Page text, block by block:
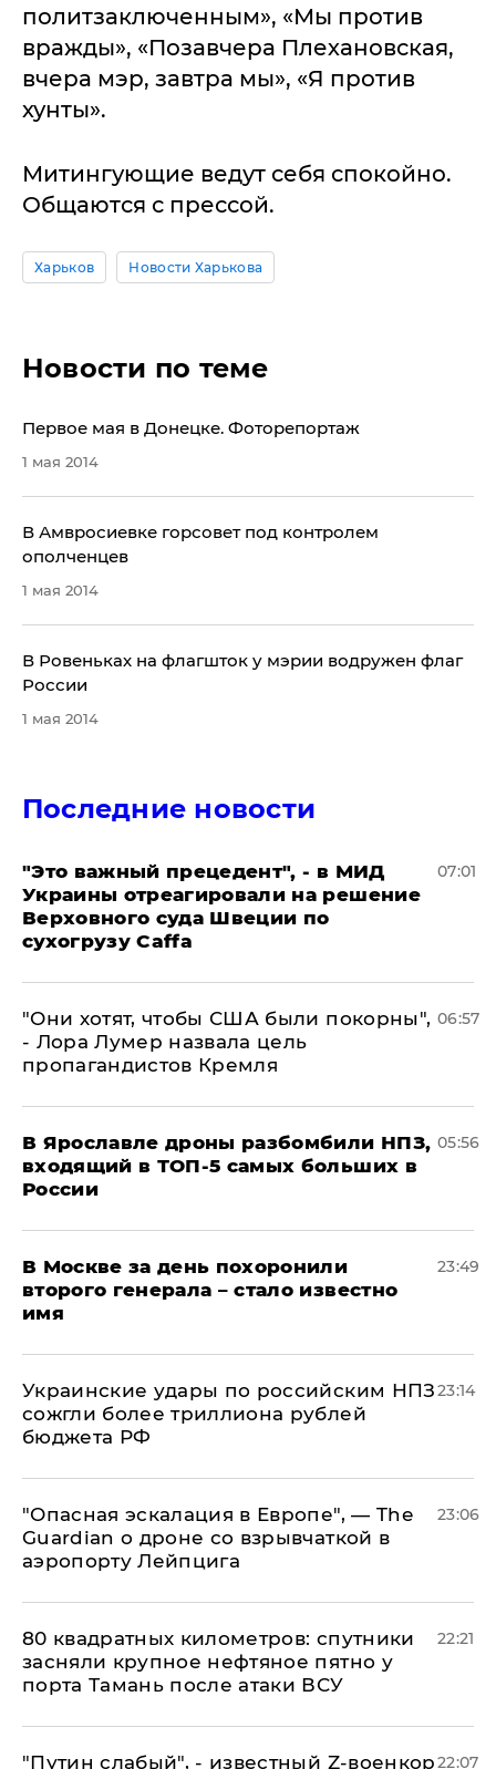
политзаключенным», «Мы против
вражды», «Позавчера Плехановская,
вчера мэр, завтра мы», «Я против
хунты».
Митингующие ведут себя спокойно.
Общаются с прессой.
Харьков Новости Харькова
Новости по теме
Первое мая в Донецке. Фоторепортаж
1 мая 2014
​В Амвросиевке горсовет под контролем
ополченцев
1 мая 2014
​В Ровеньках на флагшток у мэрии водружен флаг
России
1 мая 2014
Последние новости
"Это важный прецедент", - в МИД
Украины отреагировали на решение
Верховного суда Швеции по
сухогрузу Caffa
07:01
"Они хотят, чтобы США были покорны",
- Лора Лумер назвала цель
пропагандистов Кремля
06:57
В Ярославле дроны разбомбили НПЗ,
входящий в ТОП-5 самых больших в
России
05:56
В Москве за день похоронили
второго генерала – стало известно
имя
23:49
Украинские удары по российским НПЗ
сожгли более триллиона рублей
бюджета РФ
23:14
"Опасная эскалация в Европе", — The
Guardian о дроне со взрывчаткой в
аэропорту Лейпцига
23:06
80 квадратных километров: спутники
засняли крупное нефтяное пятно у
порта Тамань после атаки ВСУ
22:21
​"Путин слабый", - известный Z-военкор22:07